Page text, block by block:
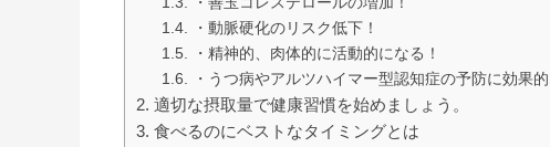
・動脈硬化のリスク低下！
・精神的、肉体的に活動的になる！
・うつ病やアルツハイマー型認知症の予防に効果的
適切な摂取量で健康習慣を始めましょう。
食べるのにベストなタイミングとは